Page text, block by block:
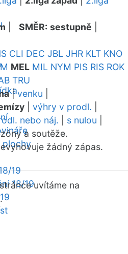
plochy
19
18/19
SMĚR: sestupně
CLI DEC JBL JHR KLT KNO
MEL MIL NYM PIS RIS ROK
TRU
|venku
výhry v prodl.
nebo náj. s nulou
a soutěže.
žádný zápas.
uvítáme na